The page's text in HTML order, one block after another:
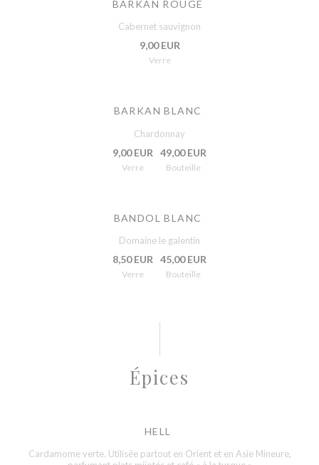
BARKAN ROUGE
Cabernet sauvignon
9,00 EUR
Verre
BARKAN BLANC
Chardonnay
9,00 EUR
Verre
49,00 EUR
Bouteille
BANDOL BLANC
Domaine le galentin
8,50 EUR
Verre
45,00 EUR
Bouteille
Épices
HELL
Cardamome verte. Utilisée partout en Orient et en Asie Mineure,